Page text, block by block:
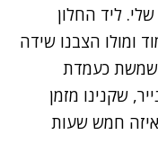
ליד החלון
ומולו הצבנו שידה
כעמדת
שקנינו מזמן
חמש שעות